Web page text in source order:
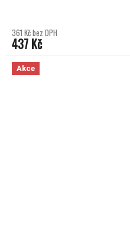
361 Kč bez DPH
437 Kč
Akce